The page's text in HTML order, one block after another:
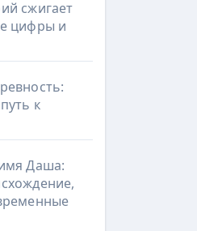
сжигает
цифры и
к
Даша: